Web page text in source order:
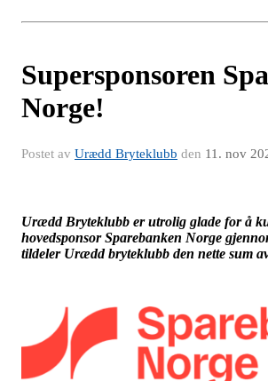
Supersponsoren
Norge!
Postet av Urædd Bryteklubb den 11. nov
Urædd Bryteklubb er utrolig glade for å
hovedsponsor Sparebanken Norge
tildeler Urædd bryteklubb den nette sum